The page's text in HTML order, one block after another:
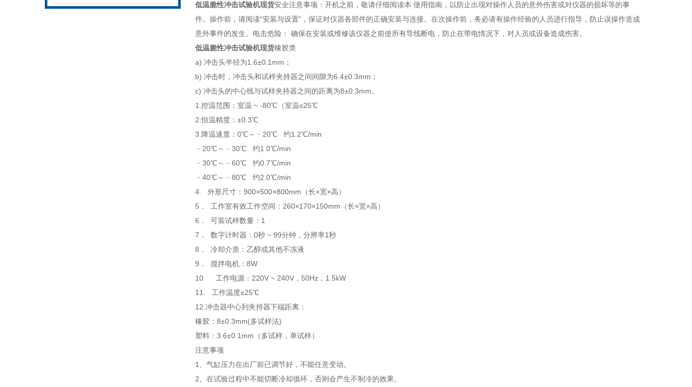
低温脆性冲击试验机现货安全注意事项：开机之前，敬请仔细阅读本 使用指南，以防止出现对操作人员的意外伤害或对仪器的损坏等的事
件。操作前，请阅读“安装与设置”，保证对仪器各部件的正确安装与连接。在次操作前，务必请有操作经验的人员进行指导，防止误操作造成
意外事件的发生。电击危险： 确保在安装或维修该仪器之前使所有导线断电，防止在带电情况下，对人员或设备造成伤害。
低温脆性冲击试验机现货橡胶类
a) 冲击头半径为1.6±0.1mm；
b) 冲击时，冲击头和试样夹持器之间间隙为6.4±0.3mm；
c) 冲击头的中心线与试样夹持器之间的距离为8±0.3mm。
1.控温范围：室温 ~ -80℃（室温≤25℃
2.恒温精度：±0.3℃
3.降温速度：0℃～﹣20℃ 约1.2℃/min
﹣20℃～﹣30℃ 约1.0℃/min
﹣30℃～﹣60℃ 约0.7℃/min
﹣40℃～﹣80℃ 约2.0℃/min
4. 外形尺寸：900×500×800mm（长×宽×高）
5． 工作室有效工作空间：260×170×150mm（长×宽×高）
6． 可装试样数量：1
7． 数字计时器：0秒 ~ 99分钟，分辨率1秒
8． 冷却介质：乙醇或其他不冻液
9． 搅拌电机：8W
10 工作电源：220V ~ 240V，50Hz，1.5kW
11. 工作温度≤25℃
12.冲击器中心到夹持器下端距离：
橡胶：8±0.3mm(多试样法)
塑料：3.6±0.1mm（多试样，单试样）
注意事项
1、气缸压力在出厂前已调节好，不能任意变动。
2、在试验过程中不能切断冷却循环，否则会产生不制冷的效果。